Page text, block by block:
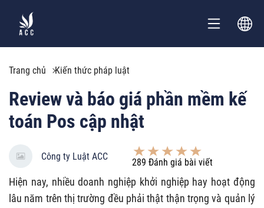
Trang chủ Kiến thức pháp luật
Review và báo giá phần mềm kế
toán Pos cập nhật
Công ty Luật ACC
289 Đánh giá bài viết
Hiện nay, nhiều doanh nghiệp khởi nghiệp hay hoạt động
lâu năm trên thị trường đều phải thật thận trọng và quản lý